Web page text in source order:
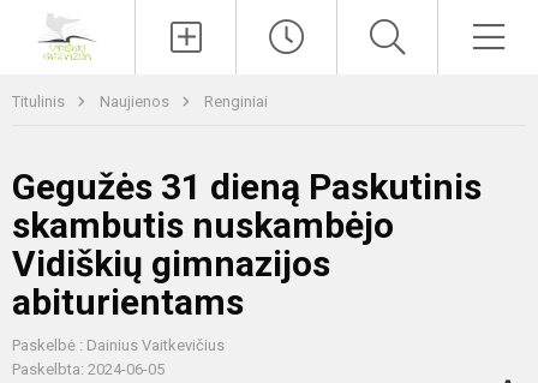
Titulinis Naujienos Renginiai
Gegužės 31 dieną Paskutinis
skambutis nuskambėjo
Vidiškių gimnazijos
abiturientams
Paskelbė : Dainius Vaitkevičius
Paskelbta: 2024-06-05